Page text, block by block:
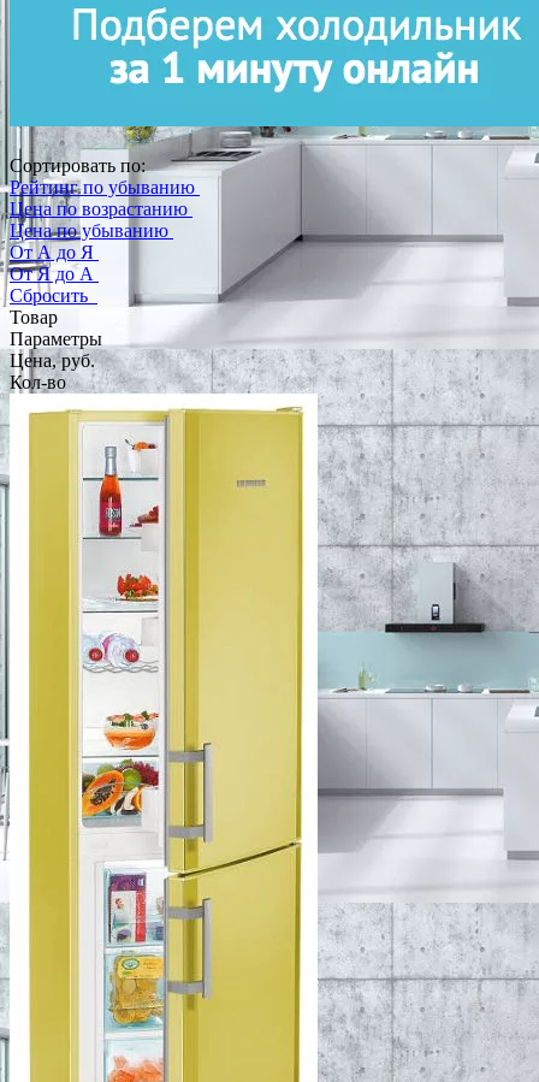
Сортировать по:
Рейтинг по убыванию
Цена по возрастанию
Цена по убыванию
От А до Я
От Я до А
Сбросить
Товар
Параметры
Цена, руб.
Кол-во